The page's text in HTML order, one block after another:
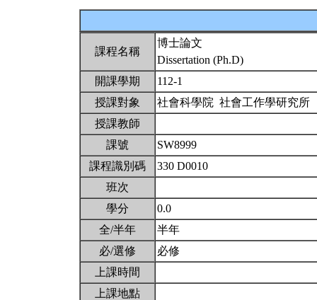
課程名稱
博士論文
Dissertation (Ph.D)
開課學期
112-1
授課對象
社會科學院 社會工作學研究所
授課教師
課號
SW8999
課程識別碼
330 D0010
班次
學分
0.0
全/半年
半年
必/選修
必修
上課時間
上課地點